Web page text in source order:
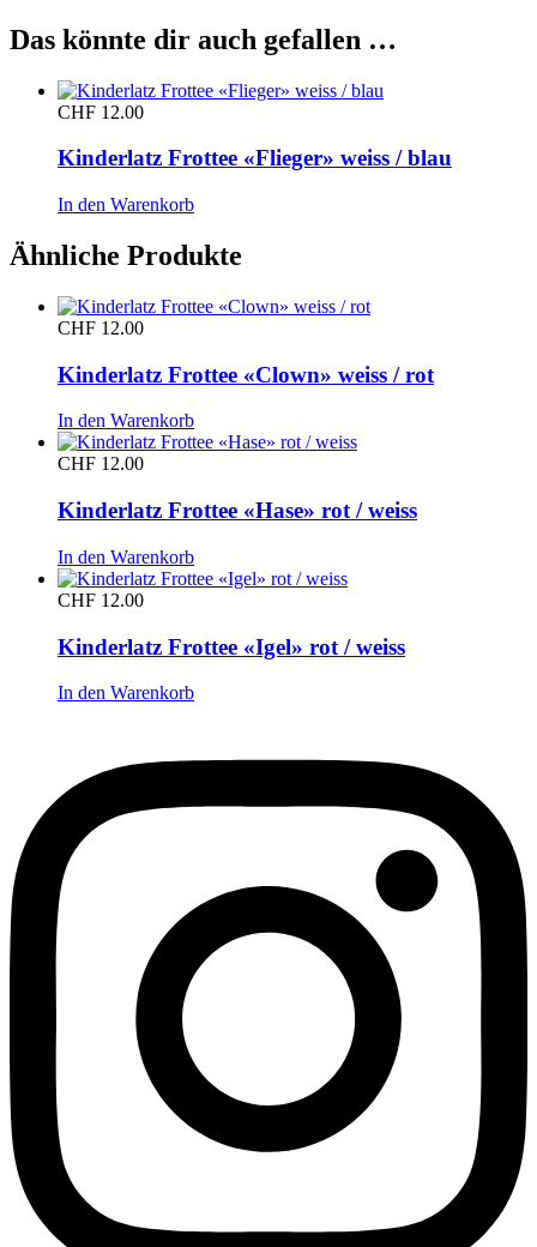
Das könnte dir auch gefallen …
CHF 12.00
Kinderlatz Frottee «Flieger» weiss / blau
In den Warenkorb
Ähnliche Produkte
CHF 12.00
Kinderlatz Frottee «Clown» weiss / rot
In den Warenkorb
CHF 12.00
Kinderlatz Frottee «Hase» rot / weiss
In den Warenkorb
CHF 12.00
Kinderlatz Frottee «Igel» rot / weiss
In den Warenkorb